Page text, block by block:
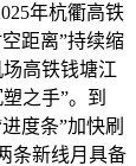
年杭衢高铁
距离”持续缩
高铁钱塘江
之手”。到
度条”加快刷
条新线月具备